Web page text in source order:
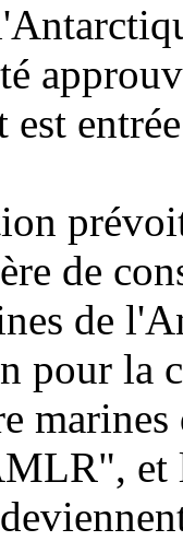
de
de
pour la
et